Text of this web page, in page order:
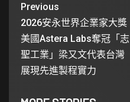
Previous
2026安永世界企業家大獎
美國Astera Labs奪冠「志
聖工業」梁又文代表台灣
展現先進製程實力